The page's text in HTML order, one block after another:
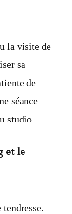
la visite de
sa
de
séance
studio.
et le
tendresse.